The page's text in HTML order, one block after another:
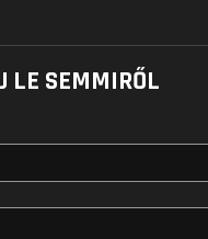
LE SEMMIRŐL